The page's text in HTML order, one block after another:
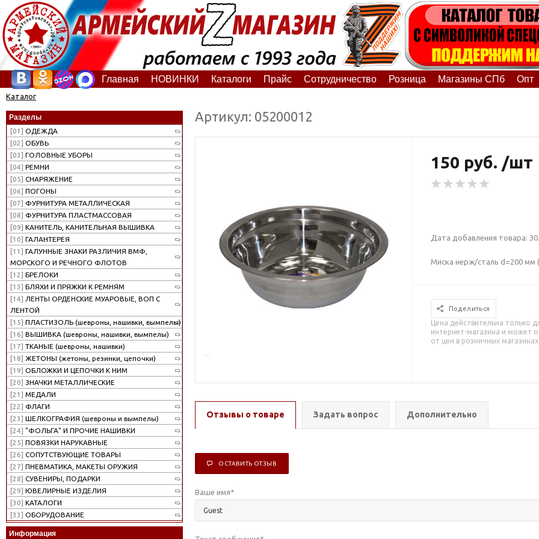
Главная НОВИНКИ Каталоги Прайс Сотрудничество Розница Магазины СПб Опт
Каталог
Разделы
[01] ОДЕЖДА
[02] ОБУВЬ
[03] ГОЛОВНЫЕ УБОРЫ
[04] РЕМНИ
[05] СНАРЯЖЕНИЕ
[06] ПОГОНЫ
[07] ФУРНИТУРА МЕТАЛЛИЧЕСКАЯ
[08] ФУРНИТУРА ПЛАСТМАССОВАЯ
[09] КАНИТЕЛЬ, КАНИТЕЛЬНАЯ ВЫШИВКА
[10] ГАЛАНТЕРЕЯ
[11] ГАЛУННЫЕ ЗНАКИ РАЗЛИЧИЯ ВМФ,
МОРСКОГО И РЕЧНОГО ФЛОТОВ
[12] БРЕЛОКИ
[13] БЛЯХИ И ПРЯЖКИ К РЕМНЯМ
[14] ЛЕНТЫ ОРДЕНСКИЕ МУАРОВЫЕ, ВОП С
ЛЕНТОЙ
[15] ПЛАСТИЗОЛЬ (шевроны, нашивки, вымпелы)
[16] ВЫШИВКА (шевроны, нашивки, вымпелы)
[17] ТКАНЫЕ (шевроны, нашивки)
[18] ЖЕТОНЫ (жетоны, резинки, цепочки)
[19] ОБЛОЖКИ И ЦЕПОЧКИ К НИМ
[20] ЗНАЧКИ МЕТАЛЛИЧЕСКИЕ
[21] МЕДАЛИ
[22] ФЛАГИ
[23] ШЕЛКОГРАФИЯ (шевроны и вымпелы)
[24] "ФОЛЬГА" И ПРОЧИЕ НАШИВКИ
[25] ПОВЯЗКИ НАРУКАВНЫЕ
[26] СОПУТСТВУЮЩИЕ ТОВАРЫ
[27] ПНЕВМАТИКА, МАКЕТЫ ОРУЖИЯ
[28] СУВЕНИРЫ, ПОДАРКИ
[29] ЮВЕЛИРНЫЕ ИЗДЕЛИЯ
[30] КАТАЛОГИ
[33] ОБОРУДОВАНИЕ
Информация
Артикул: 05200012
150 руб. /шт
Дата добавления товара:
Миска нерж/сталь d=200 мм
Поделиться
Цена действительна только
интернет-магазина и может
от цен в розничных магазинах
Отзывы о товаре Задать вопрос Дополнительно
ОСТАВИТЬ ОТЗЫВ
Ваше имя*